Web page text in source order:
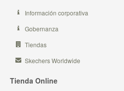
Información corporativa
Gobernanza
Tiendas
Skechers Worldwide
Tienda Online